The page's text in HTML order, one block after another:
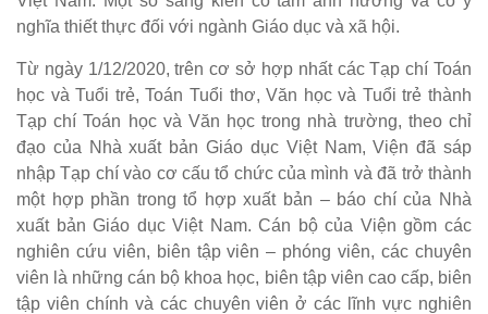
nghĩa thiết thực đối với ngành Giáo dục và xã hội.
Từ ngày 1/12/2020, trên cơ sở hợp nhất các Tạp chí Toán
học và Tuổi trẻ, Toán Tuổi thơ, Văn học và Tuổi trẻ thành
Tạp chí Toán học và Văn học trong nhà trường, theo chỉ
đạo của Nhà xuất bản Giáo dục Việt Nam, Viện đã sáp
nhập Tạp chí vào cơ cấu tổ chức của mình và đã trở thành
một hợp phần trong tổ hợp xuất bản – báo chí của Nhà
xuất bản Giáo dục Việt Nam. Cán bộ của Viện gồm các
nghiên cứu viên, biên tập viên – phóng viên, các chuyên
viên là những cán bộ khoa học, biên tập viên cao cấp, biên
tập viên chính và các chuyên viên ở các lĩnh vực nghiên